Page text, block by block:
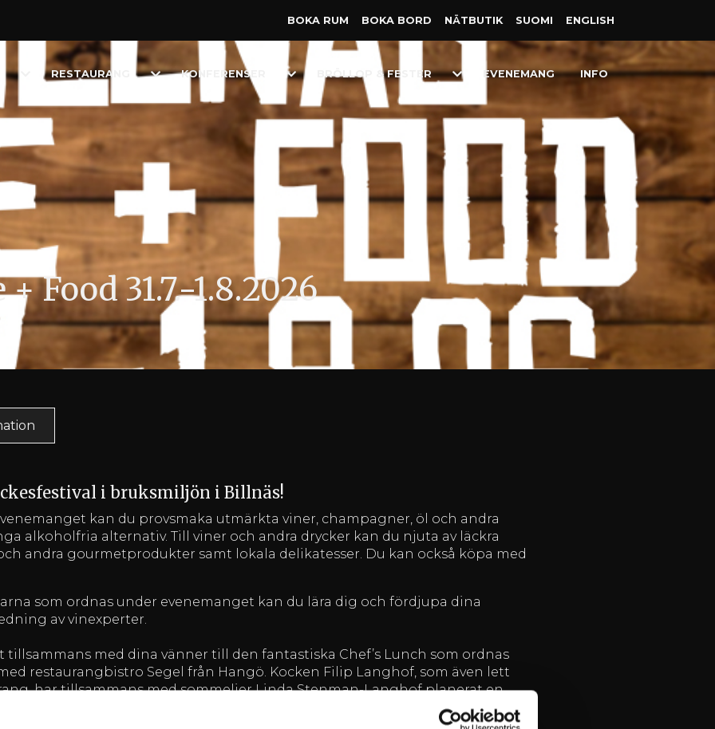
BOKA RUM BOKA BORD NÄT­BUTIK SUOMI ENGLISH
Toggle
Dropdown
RESTAURANG
Toggle
Dropdown
KONFERENSER
Toggle
Dropdown
BRÖLLOP & FESTER
Toggle
Dropdown
EVENEMANG INFO
Food 31.7.-1.8.2026
i bruksmiljön i Billnäs!
kan du provsmaka utmärkta viner, champagner, öl och andra
alkoholfria alternativ. Till viner och andra drycker kan du njuta av läckra
andra gourmetprodukter samt lokala delikatesser. Du kan också köpa med
som ordnas under evenemanget kan du lära dig och fördjupa dina
av vinexperter.
tillsammans med dina vänner till den fantastiska Chef’s Lunch som ordnas
restaurangbistro Segel från Hangö. Kocken Filip Langhof, som även lett
har tillsammans med sommelier Linda Stenman-Langhof planerat en
kan du välja Lindas utvalda vinpaket eller ett alkoholfritt vinpaket.